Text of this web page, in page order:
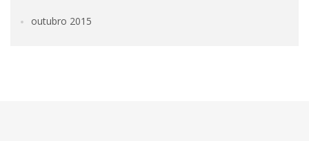
outubro 2015